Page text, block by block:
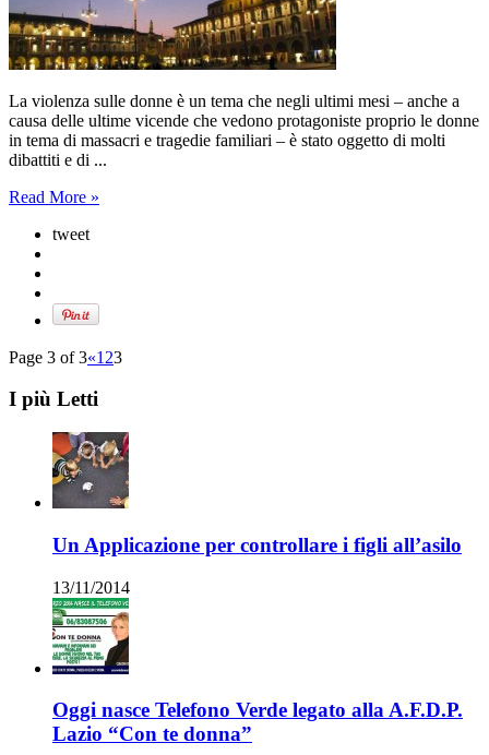
La violenza sulle donne è un tema che negli ultimi mesi – anche a
causa delle ultime vicende che vedono protagoniste proprio le donne
in tema di massacri e tragedie familiari – è stato oggetto di molti
dibattiti e di ...
Read More »
tweet
Page 3 of 3«1 23
I più Letti
Un Applicazione per controllare i figli all’asilo
13/11/2014
Oggi nasce Telefono Verde legato alla A.F.D.P.
Lazio “Con te donna”